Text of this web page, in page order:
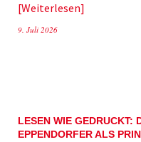
Weiterlesen
9. Juli 2026
LESEN WIE GEDRUCKT:
EPPENDORFER ALS